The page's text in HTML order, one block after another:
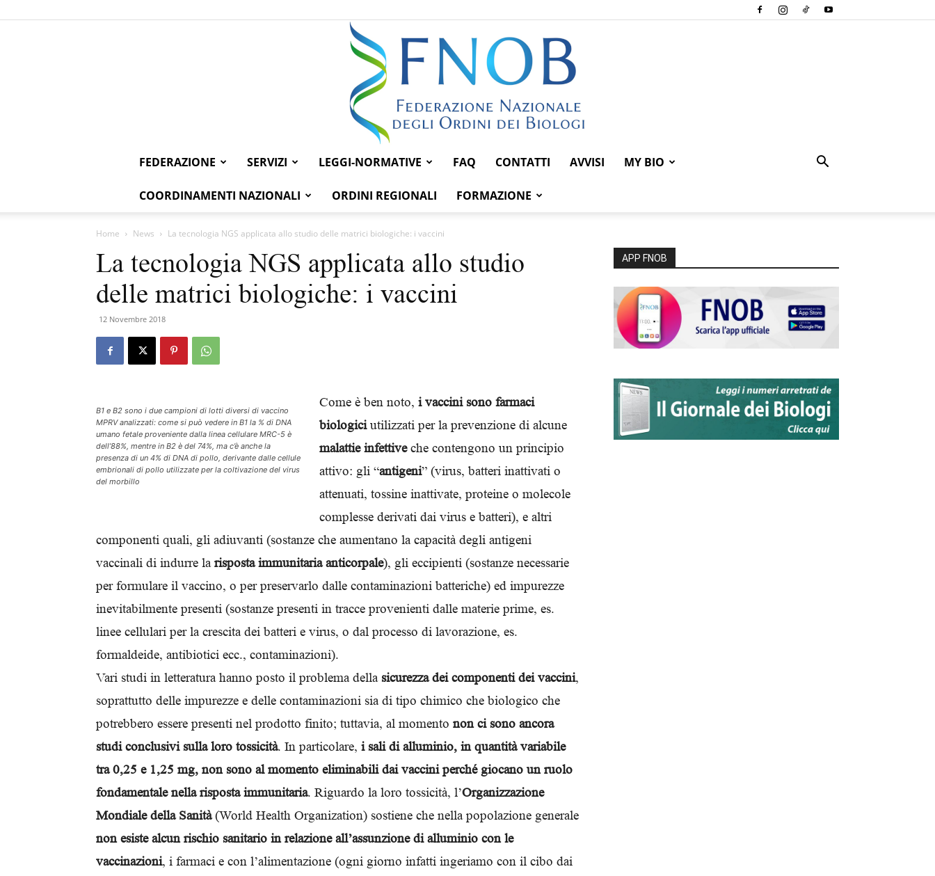
Federazione
FEDERAZIONE SERVIZI LEGGI-NORMATIVE FAQ CONTATTI AVVISI MY BIO
COORDINAMENTI NAZIONALI ORDINI REGIONALI FORMAZIONE
Home News La tecnologia NGS applicata allo studio delle matrici biologiche: i vaccini
La tecnologia NGS applicata allo studio
delle matrici biologiche: i vaccini
12 Novembre 2018
B1 e B2 sono i due campioni di lotti diversi di vaccino
MPRV analizzati: come si può vedere in B1 la % di DNA
umano fetale proveniente dalla linea cellulare MRC-5 è
dell’88%, mentre in B2 è del 74%, ma c’è anche la
presenza di un 4% di DNA di pollo, derivante dalle cellule
embrionali di pollo utilizzate per la coltivazione del virus
del morbillo
Come è ben noto, i vaccini sono farmaci
biologiciutilizzati per la prevenzione di alcune
malattie infettiveche contengono un principio
attivo: gli “antigeni” (virus, batteri inattivati o
attenuati, tossine inattivate, proteine o molecole
complesse derivati dai virus e batteri), e altri
componenti quali, gli adiuvanti (sostanze che aumentano la capacità degli antigeni
vaccinali di indurre larisposta immunitaria anticorpale), gli eccipienti (sostanze necessarie
per formulare il vaccino, o per preservarlo dalle contaminazioni batteriche) ed impurezze
inevitabilmente presenti (sostanze presenti in tracce provenienti dalle materie prime, es.
linee cellulari per la crescita dei batteri e virus, o dal processo di lavorazione, es.
formaldeide, antibiotici ecc., contaminazioni).
Vari studi in letteratura hanno posto il problema della sicurezza dei componenti dei vaccini,
soprattutto delle impurezze e delle contaminazioni sia di tipo chimico che biologico che
potrebbero essere presenti nel prodotto finito; tuttavia, al momento non ci sono ancora
studi conclusivi sulla loro tossicità. In particolare, i sali di alluminio, in quantità variabile
tra 0,25 e 1,25 mg, non sono al momento eliminabili dai vaccini perché giocano un ruolo
fondamentale nella risposta immunitaria. Riguardo la loro tossicità, l’Organizzazione
Mondiale della Sanità(World Health Organization) sostiene che nella popolazione generale
non esiste alcun rischio sanitario in relazione all’assunzione di alluminio con le
vaccinazioni, i farmaci e con l’alimentazione (ogni giorno infatti ingeriamo con il cibo dai
APP FNOB